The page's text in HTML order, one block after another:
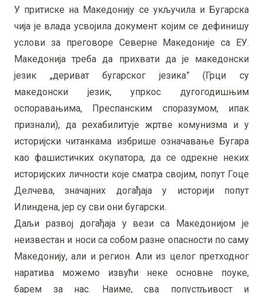
У притиске на Македонију се укључила и Бугарска
чија је влада усвојила документ којим се дефинишу
услови за преговоре Северне Македоније са ЕУ.
Македонија треба да прихвати да је македонски
језик „дериват бугарског језика” (Грци су
македонски језик, упркос дугогодишњим
оспоравањима, Преспанским споразумом, ипак
признали), да рехабилитује жртве комунизма и у
историјски читанкама избрише означавање Бугара
као фашистичких окупатора, да се одрекне неких
историјских личности које сматра својим, попут Гоце
Делчева, значајних догађаја у историји попут
Илиндена, јер су сви они бугарски.
Даљи развој догађаја у вези са Македонијом је
неизвестан и носи са собом разне опасности по саму
Македонију, али и регион. Али из целог претходног
наратива можемо извући неке основне поуке,
барем за нас. Наиме, сва попустљивост и